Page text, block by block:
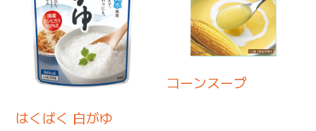
はくばく 白がゆ
コーンスープ